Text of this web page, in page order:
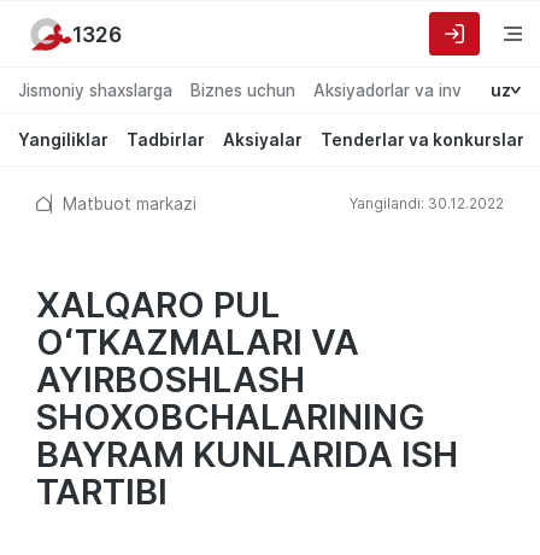
Jismoniy shaxslarga Biznes uchun Aksiyadorlar va investorlarga
uz
Yangiliklar Tadbirlar Aksiyalar Tenderlar va konkurslar
1326
Matbuot markazi Yangilandi: 30.12.2022
XALQARO PUL
OʻTKAZMALARI VA
AYIRBOSHLASH
SHOXOBCHALARINING
BAYRAM KUNLARIDA ISH
TARTIBI